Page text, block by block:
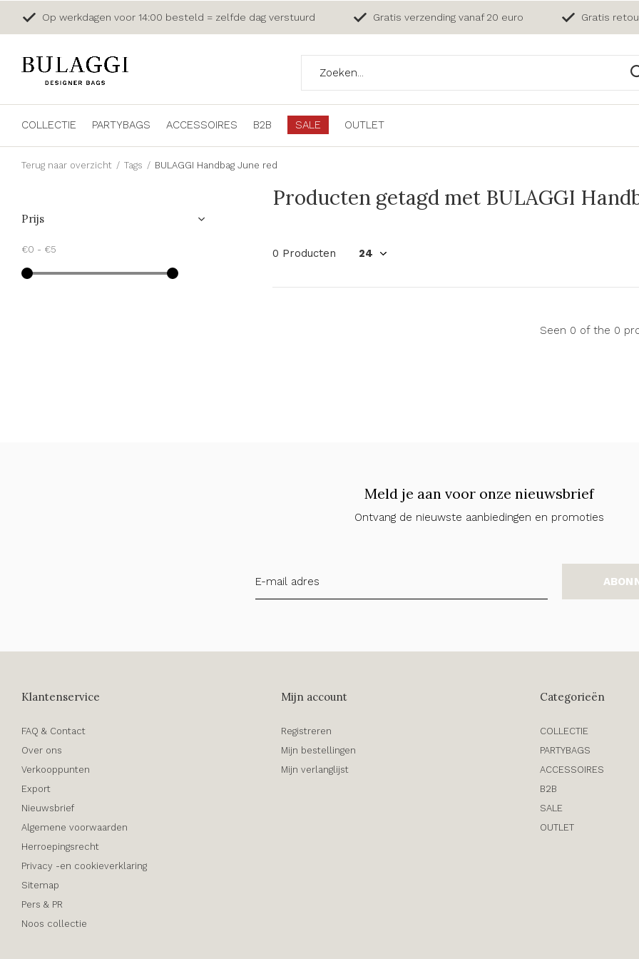
COLLECTIE PARTYBAGS ACCESSOIRES B2B SALE OUTLET
Op werkdagen voor 14:00 besteld = zelfde dag verstuurd Gratis verzending vanaf 20 euro Gratis
Terug naar overzicht Tags BULAGGI Handbag June red
Producten getagd met BULAGGI
0 Producten
Seen 0 of the 0
Prijs
€0 - €5
Meld je aan voor onze nieuwsbrief
Ontvang de nieuwste aanbiedingen en promoties
Klantenservice
FAQ & Contact
Over ons
Verkooppunten
Export
Nieuwsbrief
Algemene voorwaarden
Herroepingsrecht
Privacy -en cookieverklaring
Sitemap
Pers & PR
Noos collectie
Mijn account
Registreren
Mijn bestellingen
Mijn verlanglijst
Categorieën
COLLECTIE
PARTYBAGS
ACCESSOIRES
B2B
SALE
OUTLET